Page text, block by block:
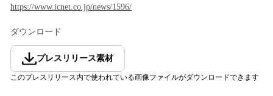
https://www.icnet.co.jp/news/1596/
ダウンロード
プレスリリース素材
このプレスリリース内で使われている画像ファイルがダウンロードできます